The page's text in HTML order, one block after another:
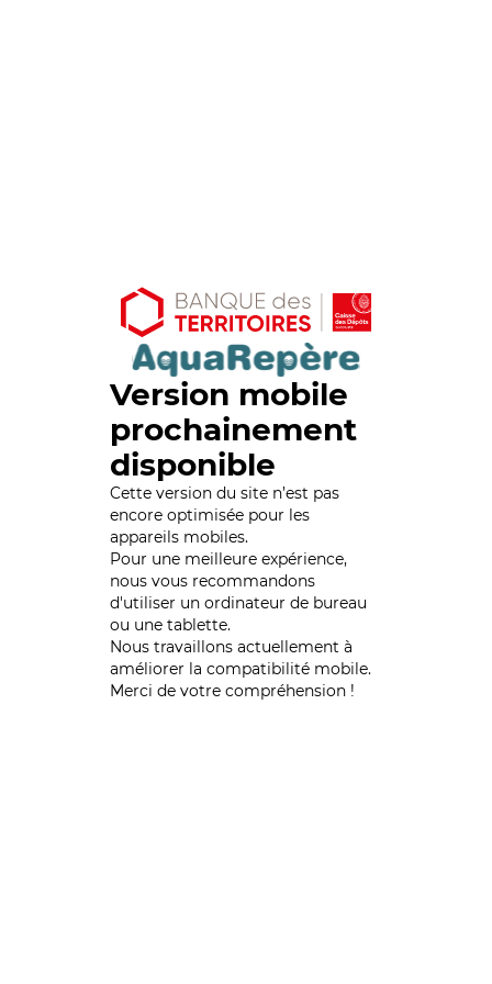
Version mobile
prochainement
disponible
Cette version du site n’est pas
encore optimisée pour les
appareils mobiles.
Pour une meilleure expérience,
nous vous recommandons
d'utiliser un ordinateur de bureau
ou une tablette.
Nous travaillons actuellement à
améliorer la compatibilité mobile.
Merci de votre compréhension !